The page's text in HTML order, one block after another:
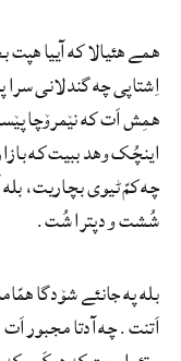
همے هئیالا که آییا
اِشتاپی چه گندلانی
همِش اَت که نێمرۆچا پێسر
اینچُک وهد ببیت که
چه کمّ ٹیوی بچاریت،
شُشت و دپترا شُت.
بله په جانئے شۆدگا
اَتنت. چه آدتا مجبور